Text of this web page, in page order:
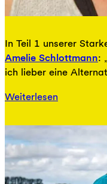
In Teil 1 unserer
Amelie Schlottmann:
ich lieber eine
Weiterlesen